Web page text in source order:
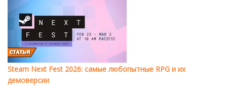
Steam Next Fest 2026: самые любопытные RPG и их
демоверсии